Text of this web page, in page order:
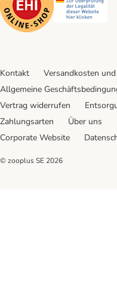
Kontakt Versandkosten
Allgemeine
Vertrag widerrufen
Zahlungsarten
Über uns
Corporate Website
© zooplus SE 2026